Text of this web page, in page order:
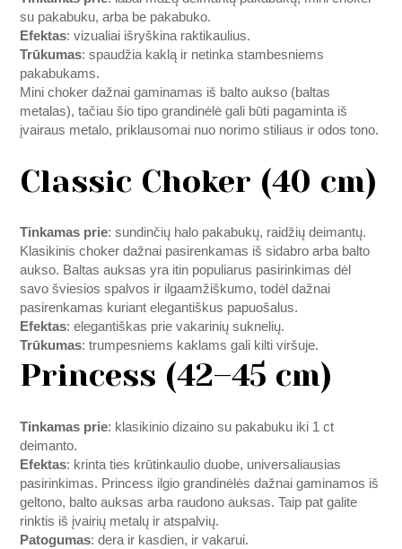
su pakabuku, arba be pakabuko.
Efektas: vizualiai išryškina raktikaulius.
Trūkumas: spaudžia kaklą ir netinka stambesniems
pakabukams.
Mini choker dažnai gaminamas iš balto aukso (baltas
metalas), tačiau šio tipo grandinėlė gali būti pagaminta iš
įvairaus metalo, priklausomai nuo norimo stiliaus ir odos tono.
Classic Choker (40 cm)
Tinkamas prie: sundinčių halo pakabukų, raidžių deimantų.
Klasikinis choker dažnai pasirenkamas iš sidabro arba balto
aukso. Baltas auksas yra itin populiarus pasirinkimas dėl
savo šviesios spalvos ir ilgaamžiškumo, todėl dažnai
pasirenkamas kuriant elegantiškus papuošalus.
Efektas: elegantiškas prie vakarinių suknelių.
Trūkumas: trumpesniems kaklams gali kilti viršuje.
Princess (42–45 cm)
Tinkamas prie: klasikinio dizaino su pakabuku iki 1 ct
deimanto.
Efektas: krinta ties krūtinkaulio duobe, universaliausias
pasirinkimas. Princess ilgio grandinėlės dažnai gaminamos iš
geltono, balto auksas arba raudono auksas. Taip pat galite
rinktis iš įvairių metalų ir atspalvių.
Patogumas: dera ir kasdien, ir vakarui.